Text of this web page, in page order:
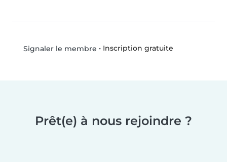
Signaler le membre • Inscription gratuite
Prêt(e) à nous rejoindre ?